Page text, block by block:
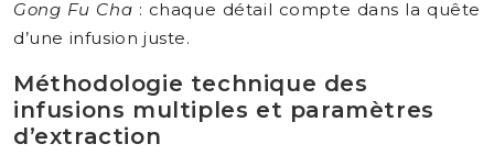
Gong Fu Cha : chaque détail compte dans la quête
d’une infusion juste.
Méthodologie technique des
infusions multiples et paramètres
d’extraction